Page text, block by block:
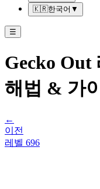
🇰🇷한국어 ▼
☰
Gecko Out
해법 & 가
←
이전
레벨 696